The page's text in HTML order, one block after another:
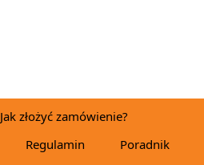
Jak złożyć zamówienie?
Regulamin
Poradnik